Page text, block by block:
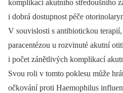
komplikací akutního středoušního
i dobrá dostupnost péče
V souvislosti s antibiotickou
paracentézou u rozvinuté akutní
i počet zánětlivých komplikací
Svou roli v tomto poklesu může
očkování proti Haemophilus